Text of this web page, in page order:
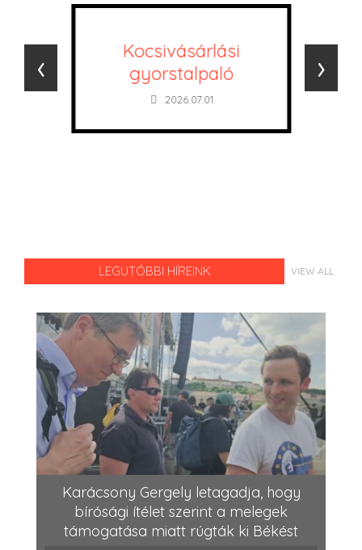
Kocsivásárlási
gyorstalpaló
2026.07.01.
‹ ›
LEGUTÓBBI HÍREINK VIEW ALL
Karácsony Gergely letagadja, hogy
bírósági ítélet szerint a melegek
támogatása miatt rúgták ki Békést